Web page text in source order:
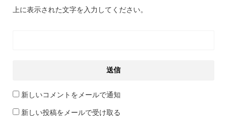
上に表示された文字を入力してください。
新しいコメントをメールで通知
新しい投稿をメールで受け取る